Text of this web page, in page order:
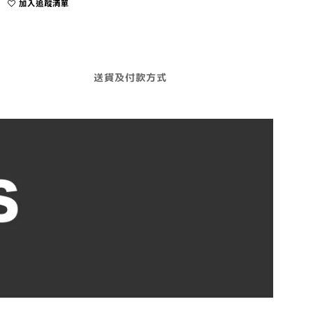
加入追蹤清單
送貨及付款方式